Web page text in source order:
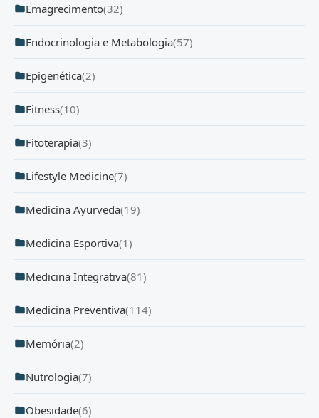
Emagrecimento(32)
Endocrinologia e Metabologia(57)
Epigenética(2)
Fitness(10)
Fitoterapia(3)
Lifestyle Medicine(7)
Medicina Ayurveda(19)
Medicina Esportiva(1)
Medicina Integrativa(81)
Medicina Preventiva(114)
Memória(2)
Nutrologia(7)
Obesidade(6)